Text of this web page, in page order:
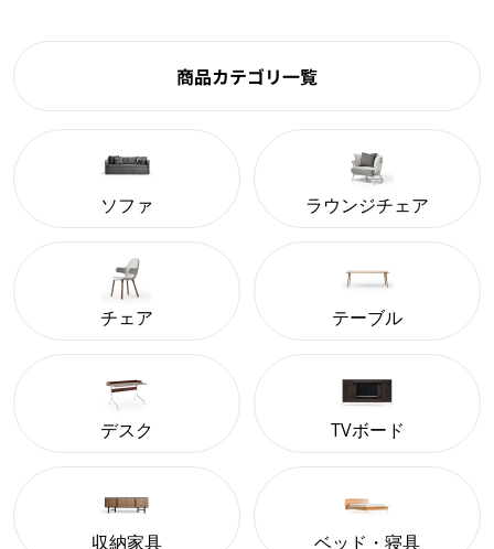
商品カテゴリ一覧
ソファ ラウンジチェア
チェア テーブル
デスク TVボード
収納家具 ベッド・寝具